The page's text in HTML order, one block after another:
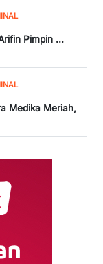
Pimpin ...
Medika Meriah,